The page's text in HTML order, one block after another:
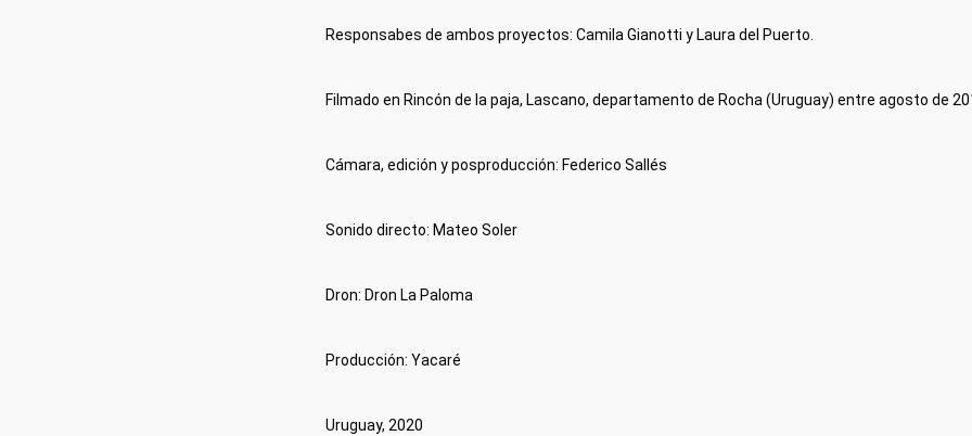
Responsabes de ambos proyectos: Camila Gianotti y Laura del Puerto.
Filmado en Rincón de la paja, Lascano, departamento de Rocha (Uruguay) entre agosto de
Cámara, edición y posproducción: Federico Sallés
Sonido directo: Mateo Soler
Dron: Dron La Paloma
Producción: Yacaré
Uruguay, 2020